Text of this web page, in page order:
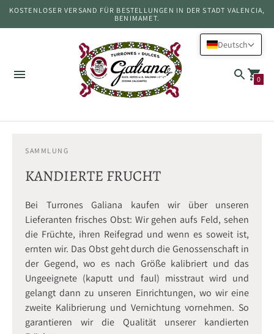
KOSTENLOSER VERSAND FÜR BESTELLUNGEN IN DER STADT VALENCIA,
BENIMAMET.
0
SAMMLUNG
KANDIERTE FRUCHT
Bei Turrones Galiana kaufen wir über unseren
Lieferanten frisches Obst: Wir gehen aufs Feld, sehen
die Früchte, ihren Reifegrad und wenn es soweit ist,
ernten wir. Das Obst geht durch die Genossenschaft in
der Gegend, wo es nach Größe kalibriert und das
Ungeeignete (kaputt und faul) misstraut wird und
gelangt dann zu unseren Einrichtungen, wo wir eine
zweite Kalibrierung und Vernichtung vornehmen. So
garantieren wir die Qualität unserer kandierten
Deutsch